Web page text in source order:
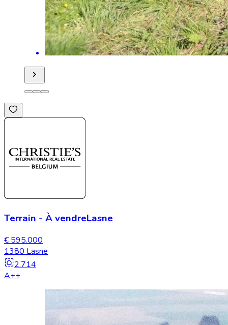
Terrain - À vendreLasne
€ 595.000
1380 Lasne
2.714
A++